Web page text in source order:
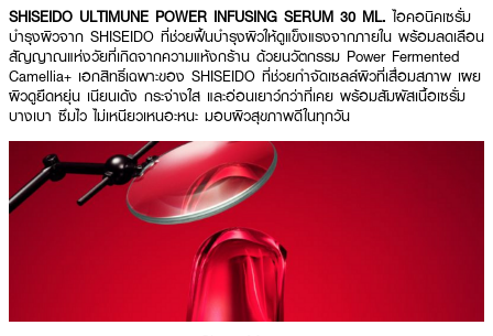
SHISEIDO ULTIMUNE POWER INFUSING SERUM 30 ML.ไอคอนิคเซรั่ม
บำรุงผิวจาก SHISEIDO ที่ช่วยฟื้นบำรุงผิวให้ดูแข็งแรงจากภายใน พร้อมลดเลือน
สัญญาณแห่งวัยที่เกิดจากความแห้งกร้าน ด้วยนวัตกรรม Power Fermented
Camellia+ เอกสิทธิ์เฉพาะของ SHISEIDO ที่ช่วยกำจัดเซลล์ผิวที่เสื่อมสภาพ เผย
ผิวดูยืดหยุ่น เนียนเด้ง กระจ่างใส และอ่อนเยาว์กว่าที่เคย พร้อมสัมผัสเนื้อเซรั่ม
บางเบา ซึมไว ไม่เหนียวเหนอะหนะ มอบผิวสุขภาพดีในทุกวัน